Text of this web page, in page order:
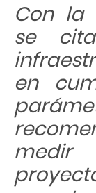
Con la
se
en